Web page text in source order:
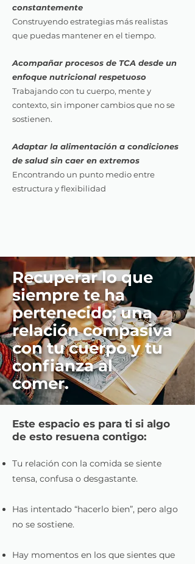
constantemente
Construyendo estrategias más realistas
que puedas mantener en el tiempo.
Acompañar procesos de TCA desde un
enfoque nutricional respetuoso
Trabajando con tu cuerpo, mente y
contexto, sin imponer cambios que no se
sostienen.
Adaptar la alimentación a condiciones
de salud sin caer en extremos
Encontrando un punto medio entre
estructura y flexibilidad
Recuperar lo que
siempre te ha
pertenecido; una
relación compasiva
con tu cuerpo y tu
confianza al
comer.
Este espacio es para ti si algo
de esto resuena contigo:
Tu relación con la comida se siente
tensa, confusa o desgastante.
Has intentado “hacerlo bien”, pero algo
no se sostiene.
Hay momentos en los que sientes que